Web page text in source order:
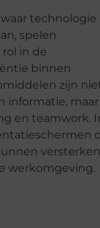
technologie
spelen
in de
binnen
zijn
informatie, maar
en teamwork.
werkomgeving.